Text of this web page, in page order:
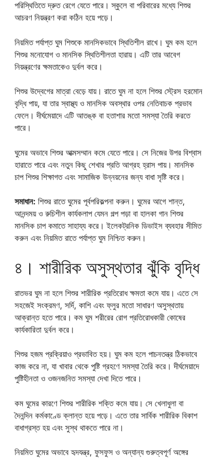
পরিস্থিতিতে দ্রুত রেগে যেতে পারে। স্কুলে বা পরিবারের মধ্যে শিশুর
আচরণ নিয়ন্ত্রণ করা কঠিন হয়ে পড়ে।
নিয়মিত পর্যাপ্ত ঘুম শিশুকে মানসিকভাবে স্থিতিশীল রাখে। ঘুম কম হলে
শিশুর মনোযোগ ও মানসিক স্থিতিশীলতা হারায়। এটি তার আবেগ
নিয়ন্ত্রণের ক্ষমতাকেও দুর্বল করে।
শিশুর উদ্বেগের মাত্রা বেড়ে যায়। রাতে ঘুম না হলে শিশুর স্ট্রেস হরমোন
বৃদ্ধি পায়, যা তার স্বাস্থ্য ও মানসিক অবস্থার ওপর নেতিবাচক প্রভাব
ফেলে। দীর্ঘমেয়াদে এটি আতঙ্ক বা হতাশার মতো সমস্যা তৈরি করতে
পারে।
ঘুমের অভাবে শিশুর আত্মসম্মান কমে যেতে পারে। সে নিজের উপর বিশ্বাস
হারাতে পারে এবং নতুন কিছু শেখার প্রতি আগ্রহ হ্রাস পায়। মানসিক
চাপ শিশুর শিক্ষাগত এবং সামাজিক উন্নয়নের জন্য বাধা সৃষ্টি করে।
সমাধান: শিশুর রাতে ঘুমের পূর্বপরিকল্পনা করুন। ঘুমের আগে শান্ত,
আনন্দময় ও রুচিশীল কার্যকলাপ যেমন গল্প পড়া বা হালকা গান শিশুর
মানসিক চাপ কমাতে সাহায্য করে। ইলেকট্রনিক ডিভাইস ব্যবহার সীমিত
করুন এবং নিয়মিত রাতে পর্যাপ্ত ঘুম নিশ্চিত করুন।
৪। শারীরিক অসুস্থতার ঝুঁকি বৃদ্ধি
রাতভর ঘুম না হলে শিশুর শারীরিক প্রতিরোধ ক্ষমতা কমে যায়। এতে সে
সহজেই সংক্রমণ, সর্দি, কাশি এবং ফ্লুর মতো সাধারণ অসুস্থতায়
আক্রান্ত হতে পারে। কম ঘুম শরীরের রোগ প্রতিরোধকারী কোষের
কার্যকারিতা দুর্বল করে।
শিশুর হজম প্রক্রিয়াও প্রভাবিত হয়। ঘুম কম হলে পাচনতন্ত্র ঠিকভাবে
কাজ করে না, যা খাবার থেকে পুষ্টি গ্রহণে সমস্যা তৈরি করে। দীর্ঘমেয়াদে
পুষ্টিহীনতা ও ওজনজনিত সমস্যা দেখা দিতে পারে।
কম ঘুমের কারণে শিশুর শারীরিক শক্তি কমে যায়। সে খেলাধুলা বা
দৈনন্দিন কর্মকাণ্ডে ক্লান্ত হয়ে পড়ে। এতে তার সার্বিক শারীরিক বিকাশ
বাধাগ্রস্ত হয় এবং সুস্থ থাকতে পারে না।
নিয়মিত ঘুমের অভাবে হৃদযন্ত্র, ফুসফুস ও অন্যান্য গুরুত্বপূর্ণ অঙ্গের